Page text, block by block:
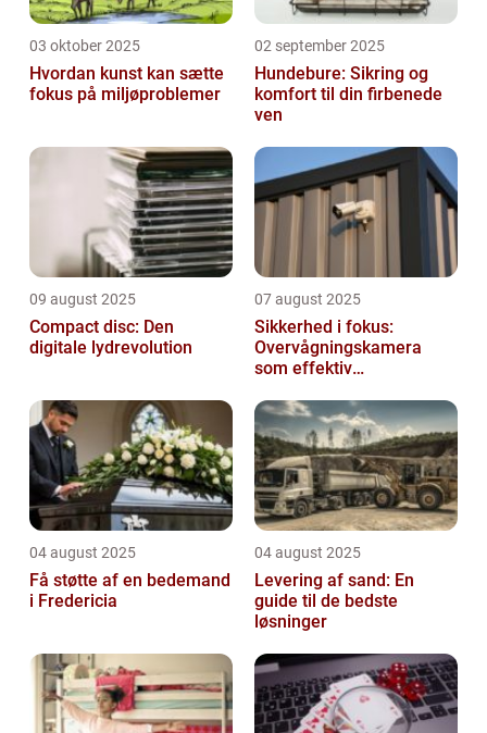
03 oktober 2025
Hvordan kunst kan sætte
fokus på miljøproblemer
02 september 2025
Hundebure: Sikring og
komfort til din firbenede
ven
09 august 2025
Compact disc: Den
digitale lydrevolution
07 august 2025
Sikkerhed i fokus:
Overvågningskamera
som effektiv
04 august 2025
Få støtte af en bedemand
i Fredericia
04 august 2025
Levering af sand: En
guide til de bedste
løsninger